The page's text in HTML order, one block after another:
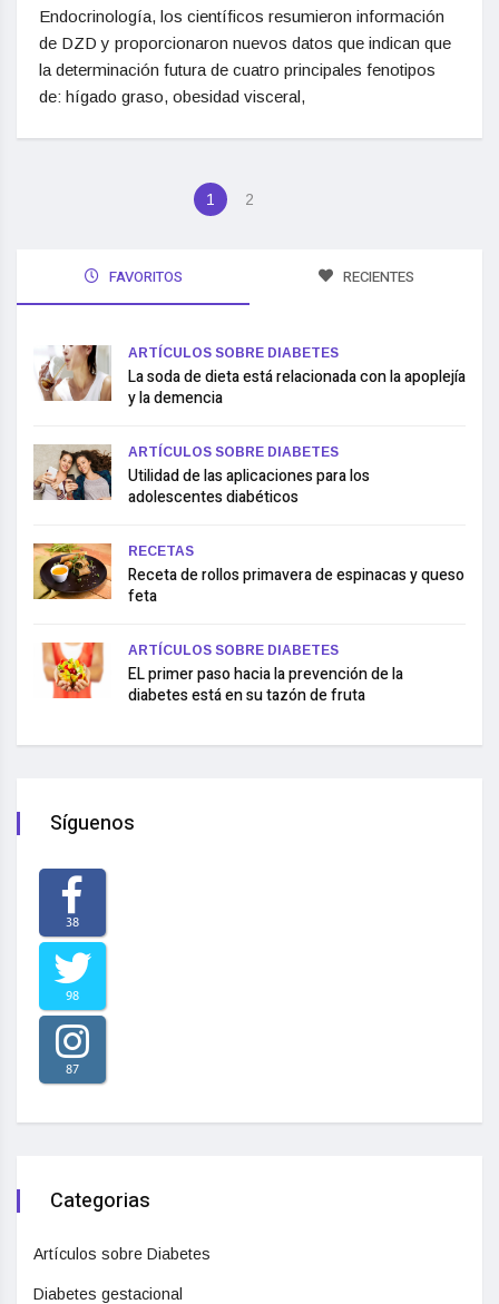
Endocrinología, los científicos resumieron información
de DZD y proporcionaron nuevos datos que indican que
la determinación futura de cuatro principales fenotipos
de: hígado graso, obesidad visceral,
1 2
FAVORITOS RECIENTES
ARTÍCULOS SOBRE DIABETES
La soda de dieta está relacionada con la apoplejía
y la demencia
ARTÍCULOS SOBRE DIABETES
Utilidad de las aplicaciones para los
adolescentes diabéticos
RECETAS
Receta de rollos primavera de espinacas y queso
feta
ARTÍCULOS SOBRE DIABETES
EL primer paso hacia la prevención de la
diabetes está en su tazón de fruta
Síguenos
38
98
87
Categorias
Artículos sobre Diabetes
Diabetes gestacional